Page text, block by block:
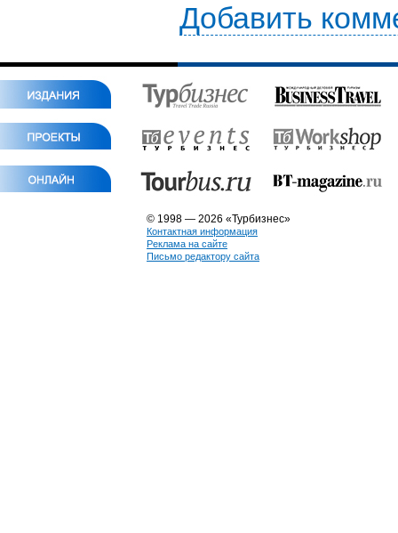
Добавить
© 1998 — 2026 «Турбизнес»
Контактная информация
Реклама на сайте
Письмо редактору сайта